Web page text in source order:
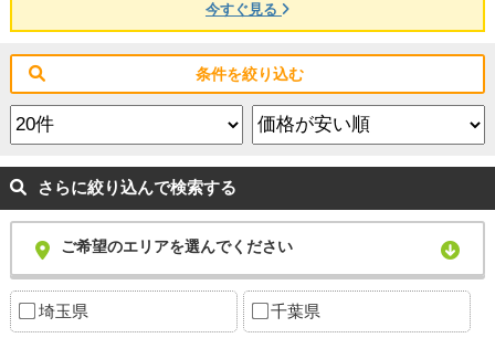
今すぐ見る
条件を絞り込む
さらに絞り込んで検索する
ご希望のエリアを選んでください
埼玉県 千葉県